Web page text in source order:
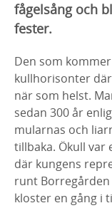
fågelsång och
fester.
Den som
kullhorisonter
när som helst.
sedan 300 år
mularnas och
tillbaka. Ökull var
där kungens
runt
kloster en gång i